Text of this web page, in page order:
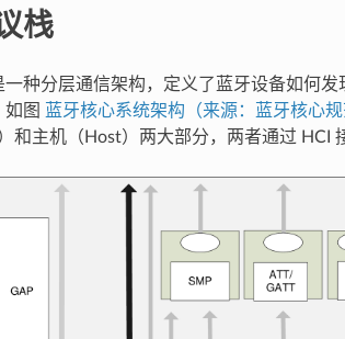
栈
一种分层通信架构，定义了蓝牙设备如何
图 蓝牙核心系统架构（来源：蓝牙核心规
和主机（Host）两大部分，两者通过 HCI